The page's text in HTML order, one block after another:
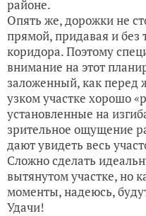
районе.
Опять же, дорожки не
прямой, придавая и без
коридора. Поэтому
внимание на этот
заложенный, как перед
узком участке хорошо
установленные на
зрительное ощущение
дают увидеть весь
Сложно сделать
вытянутом участке, но
моменты, надеюсь,
Удачи!